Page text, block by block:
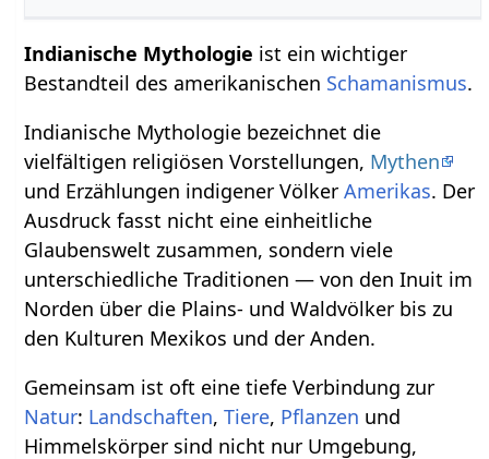
Indianische Mythologie ist ein wichtiger
Bestandteil des amerikanischen Schamanismus.
Indianische Mythologie bezeichnet die
vielfältigen religiösen Vorstellungen, Mythen
und Erzählungen indigener VölkerAmerikas. Der
Ausdruck fasst nicht eine einheitliche
Glaubenswelt zusammen, sondern viele
unterschiedliche Traditionen — von den Inuit im
Norden über die Plains- und Waldvölker bis zu
den Kulturen Mexikos und der Anden.
Gemeinsam ist oft eine tiefe Verbindung zur
Natur: Landschaften,Tiere, Pflanzen und
Himmelskörper sind nicht nur Umgebung,